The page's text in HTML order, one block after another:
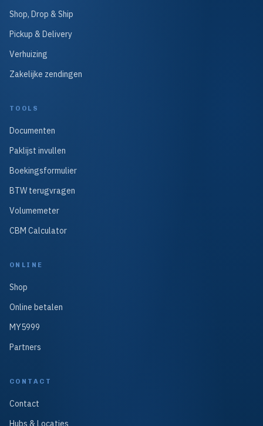
Shop, Drop & Ship
Pickup & Delivery
Verhuizing
Zakelijke zendingen
TOOLS
Documenten
Paklijst invullen
Boekingsformulier
BTW terugvragen
Volumemeter
CBM Calculator
ONLINE
Shop
Online betalen
MY5999
Partners
CONTACT
Contact
Hubs & Locaties